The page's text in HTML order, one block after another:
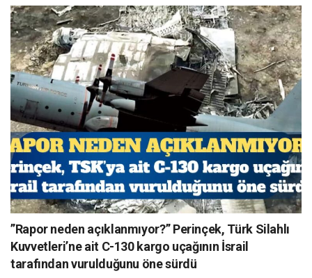
”Rapor neden açıklanmıyor?” Perinçek, Türk Silahlı
Kuvvetleri’ne ait C-130 kargo uçağının İsrail
tarafından vurulduğunu öne sürdü